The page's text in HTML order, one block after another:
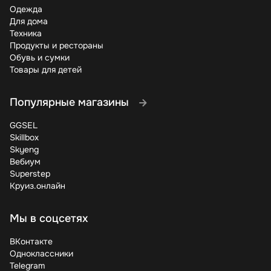
дополнительный возврат денег никогда не бывает
лишним. Регулярные покупатели получают
персональные промокоды в дни рождения и праздники.
Статистика показывает, что самые большие скидки в
Mi-shop появляются в конце квартала (март, июнь,
весной и осенью, в это же время распродают старые
модели. Следите за анонсами в соцсетях магазина,
чтобы поймать лучшие предложения.
Теперь вы знаете все секреты экономии в Mi-shop!
Применяйте промокоды, выбирайте удачное время для
покупок и не забывайте о программах лояльности.
Xiaomi предлагает отличное соотношение цены и
качества, а с нашими купонами вы получите еще
предложения прямо сейчас – возможно, ваша мечта о
Одежда
Для дома
Техника
Продукты и рестораны
Обувь и сумки
Товары для детей
Популярные магазины
GGSEL
Skillbox
Skyeng
Вебиум
Superstep
Круиз.онлайн
Мы в соцсетях
ВКонтакте
Одноклассники
Telegram